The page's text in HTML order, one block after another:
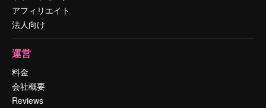
アフィリエイト
法人向け
運営
料金
会社概要
Reviews